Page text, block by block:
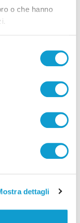
o che hanno
dettagli
Strada